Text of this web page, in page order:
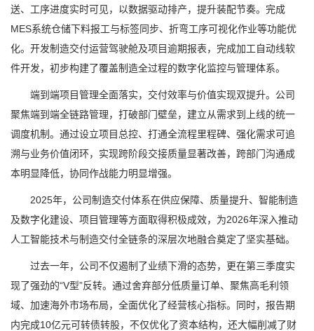
送、工序进度实时可见，以数据驱动排产，提升装配节奏。完成
MES系统仓储下料报工与标签同步、折弯工序可视化作业等功能优
化。开发制造交付运营驾驶舱及项目逾期报表，完成加工自动线软
件开发，初步构建了覆盖制造全过程的数字化监控与管理体系。
端到端项目管理全面落实，交付效率与价值实现双提升。公司
聚焦端到端全链路管理，打破部门壁垒，建立从需求到上线的统一
调度机制。通过设立项目总控、打通全流程里程碑、强化需求可追
溯与业务价值闭环，实现跨阶段交接质量显著改善，跨部门沟通成
本明显降低，协同作战能力明显增强。
2025年，公司制造交付体系在供应保障、质量提升、智能制造
及数字化建设、项目管理等方面取得积极成效，为2026年深入推动
人工智能技术与制造交付全链条的深层次地融合奠定了坚实基础。
过去一年，公司不仅遏制了业绩下滑的态势，更在第三季度实
现了强劲的“V型”反转。通过舍弃部分低质量订单、聚焦高毛利领
域、加速海外市场布局，全面优化了经营核心指标。同时，报告期
内完成10亿元可转债转股，不仅优化了资本结构，还大幅削减了财